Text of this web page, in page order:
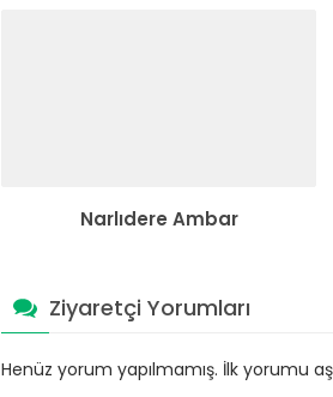
Narlıdere Ambar
Ziyaretçi Yorumları
Henüz yorum yapılmamış. İlk yorumu